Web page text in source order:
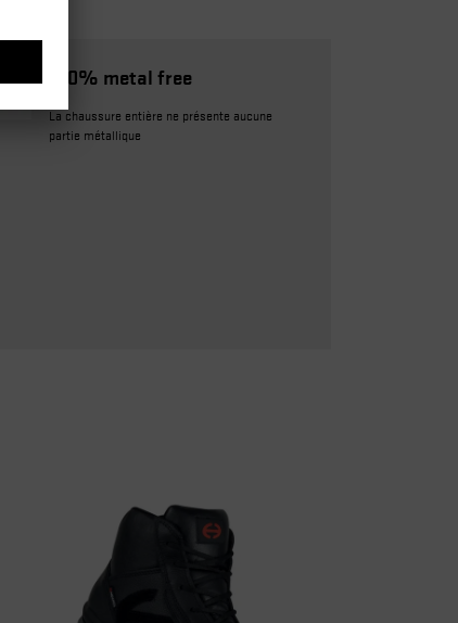
100% metal free
La chaussure entière ne présente aucune
partie métallique